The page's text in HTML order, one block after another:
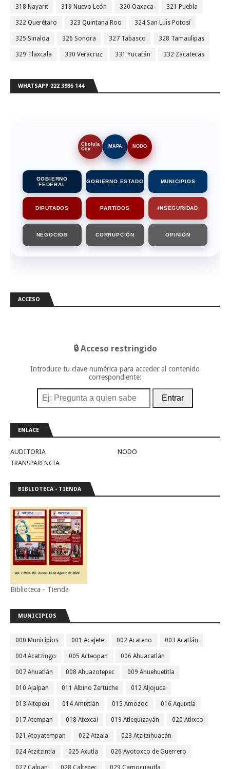
318 Nayarit 319 Nuevo León 320 Oaxaca 321 Puebla
322 Querétaro 323 Quintana Roo 324 San Luis Potosí
325 Sinaloa 326 Sonora 327 Tabasco 328 Tamaulipas
329 Tlaxcala 330 Veracruz 331 Yucatán 332 Zacatecas
WHATSAPP 222 3986 144
Cholula
City
MAPA NODO
GOBIERNO
FEDERAL
GOBIERNO ESTADO MUNICIPIOS
DIPUTADOS PARTIDOS INSEGURIDAD
NEGOCIOS CORRUPCIÓN OPINIÓN
ACCESO
🔒 Acceso restringido
Introduce tu clave numérica para acceder al contenido
correspondiente:
Entrar
ENLACE
AUDITORIA
NODO
TRANSPARENCIA
BIBLIOTECA - TIENDA
Biblioteca - Tienda
MUNICIPIOS
000 Municipios 001 Acajete 002 Acateno 003 Acatlán
004 Acatzingo 005 Acteopan 006 Ahuacatlán
007 Ahuatlán 008 Ahuazotepec 009 Ahuehuetitla
010 Ajalpan 011 Albino Zertuche 012 Aljojuca
013 Altepexi 014 Amixtlán 015 Amozoc 016 Aquixtla
017 Atempan 018 Atexcal 019 Atlequizayán 020 Atlixco
021 Atoyatempan 022 Atzala 023 Atzitzihuacán
024 Atzitzintla 025 Axutla 026 Ayotoxco de Guerrero
027 Calpan 028 Caltepec 029 Camocuautla